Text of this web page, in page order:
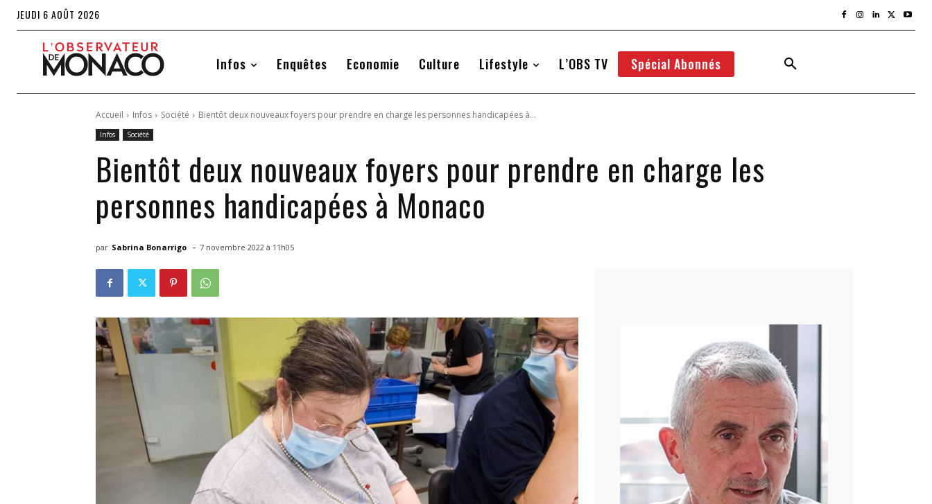
JEUDI 6 AOÛT 2026
Infos Enquêtes Economie Culture Lifestyle L’OBS TV Spécial Abonnés
Accueil Infos Société Bientôt deux nouveaux foyers pour prendre en charge les personnes handicapées à...
Infos Société
Bientôt deux nouveaux foyers pour prendre en charge les
personnes handicapées à Monaco
par Sabrina Bonarrigo - 7 novembre 2022 à 11h05